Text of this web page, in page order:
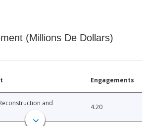
(Millions De Dollars)
Engagements
and
4.20